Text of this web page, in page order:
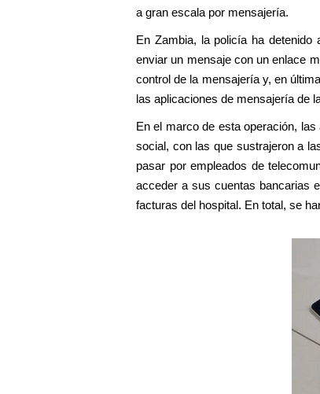
a gran escala por mensajería.
En Zambia, la policía ha
enviar un mensaje con un enlace
control de la mensajería y, en
las aplicaciones de mensajería de
En el marco de esta operación,
social, con las que sustrajeron a
pasar por empleados de
acceder a sus cuentas bancarias
facturas del hospital. En total, se